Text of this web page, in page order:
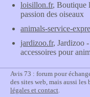
loisillon.fr, Boutique
passion des oiseaux
animals-service-
jardizoo.fr, Jardizoo
accessoires pour
Avis 73 : forum pour
des sites web, mais aussi
légales et contact.